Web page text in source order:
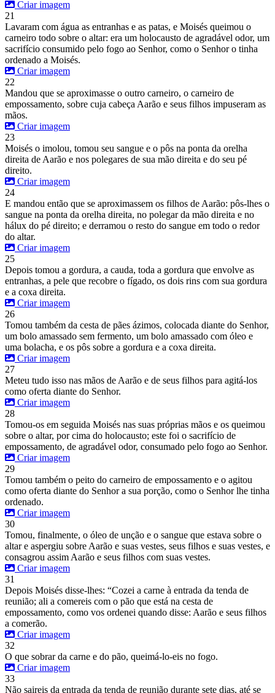
Criar imagem
21
Lavaram com água as entranhas e as patas, e Moisés queimou o
carneiro todo sobre o altar: era um holocausto de agradável odor, um
sacrifício consumido pelo fogo ao Senhor, como o Senhor o tinha
ordenado a Moisés.
Criar imagem
22
Mandou que se aproximasse o outro carneiro, o carneiro de
empossamento, sobre cuja cabeça Aarão e seus filhos impuseram as
mãos.
Criar imagem
23
Moisés o imolou, tomou seu sangue e o pôs na ponta da orelha
direita de Aarão e nos polegares de sua mão direita e do seu pé
direito.
Criar imagem
24
E mandou então que se aproximassem os filhos de Aarão: pôs-lhes o
sangue na ponta da orelha direita, no polegar da mão direita e no
hálux do pé direito; e derramou o resto do sangue em todo o redor
do altar.
Criar imagem
25
Depois tomou a gordura, a cauda, toda a gordura que envolve as
entranhas, a pele que recobre o fígado, os dois rins com sua gordura
e a coxa direita.
Criar imagem
26
Tomou também da cesta de pães ázimos, colocada diante do Senhor,
um bolo amassado sem fermento, um bolo amassado com óleo e
uma bolacha, e os pôs sobre a gordura e a coxa direita.
Criar imagem
27
Meteu tudo isso nas mãos de Aarão e de seus filhos para agitá-los
como oferta diante do Senhor.
Criar imagem
28
Tomou-os em seguida Moisés nas suas próprias mãos e os queimou
sobre o altar, por cima do holocausto; este foi o sacrifício de
empossamento, de agradável odor, consumado pelo fogo ao Senhor.
Criar imagem
29
Tomou também o peito do carneiro de empossamento e o agitou
como oferta diante do Senhor a sua porção, como o Senhor lhe tinha
ordenado.
Criar imagem
30
Tomou, finalmente, o óleo de unção e o sangue que estava sobre o
altar e aspergiu sobre Aarão e suas vestes, seus filhos e suas vestes, e
consagrou assim Aarão e seus filhos com suas vestes.
Criar imagem
31
Depois Moisés disse-lhes: “Cozei a carne à entrada da tenda de
reunião; ali a comereis com o pão que está na cesta de
empossamento, como vos ordenei quando disse: Aarão e seus filhos
a comerão.
Criar imagem
32
O que sobrar da carne e do pão, queimá-lo-eis no fogo.
Criar imagem
33
Não saireis da entrada da tenda de reunião durante sete dias, até se